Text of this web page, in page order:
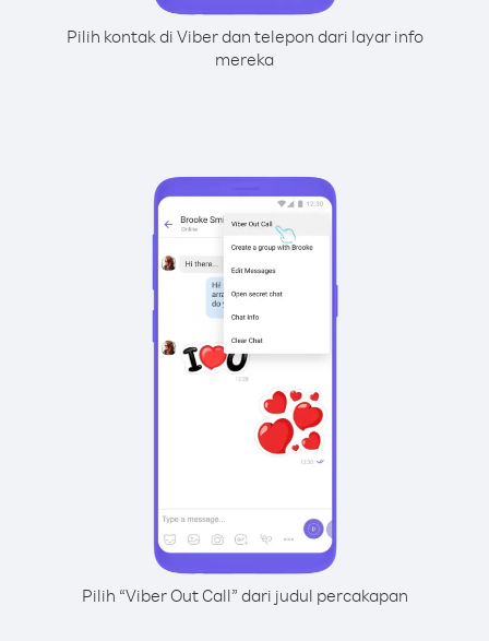
Pilih kontak di Viber dan telepon dari layar info
mereka
Pilih “Viber Out Call” dari judul percakapan